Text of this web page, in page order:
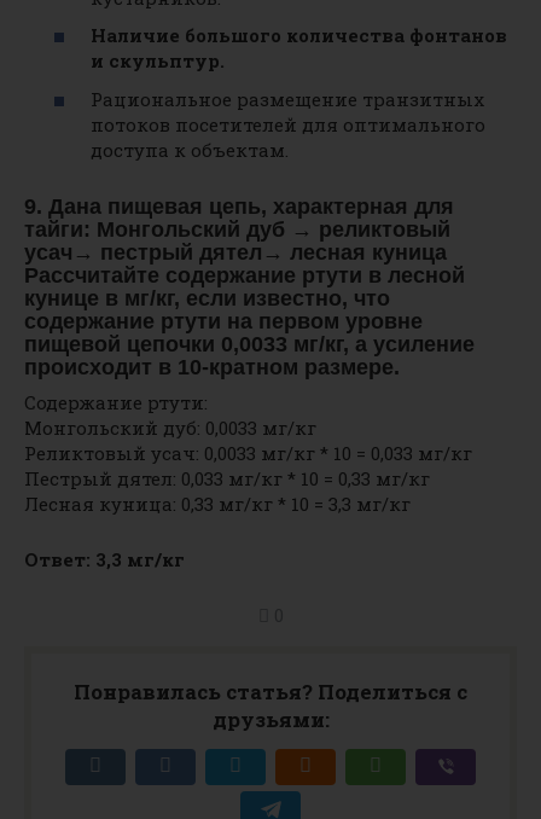
Наличие большого количества фонтанов
и скульптур.
Рациональное размещение транзитных
потоков посетителей для оптимального
доступа к объектам.
9. Дана пищевая цепь, характерная для
тайги: Монгольский дуб → реликтовый
усач→ пестрый дятел→ лесная куница
Рассчитайте содержание ртути в лесной
кунице в мг/кг, если известно, что
содержание ртути на первом уровне
пищевой цепочки 0,0033 мг/кг, а усиление
происходит в 10-кратном размере.
Содержание ртути:
Монгольский дуб: 0,0033 мг/кг
Реликтовый усач: 0,0033 мг/кг * 10 = 0,033 мг/кг
Пестрый дятел: 0,033 мг/кг * 10 = 0,33 мг/кг
Лесная куница: 0,33 мг/кг * 10 = 3,3 мг/кг
Ответ: 3,3 мг/кг
Понравилась статья? Поделиться с
друзьями: